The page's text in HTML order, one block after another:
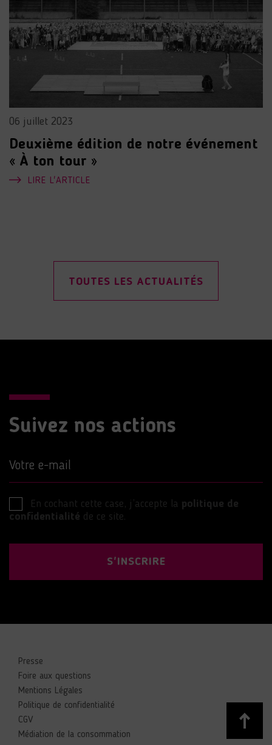
06 juillet 2023
Deuxième édition de notre événement
« À ton tour »
LIRE L'ARTICLE
TOUTES LES ACTUALITÉS
Suivez nos actions
Votre e-mail
En cochant cette case, j’accepte la politique de
confidentialité de ce site.
S'INSCRIRE
Presse
Foire aux questions
Mentions Légales
Politique de confidentialité
CGV
Médiation de la consommation